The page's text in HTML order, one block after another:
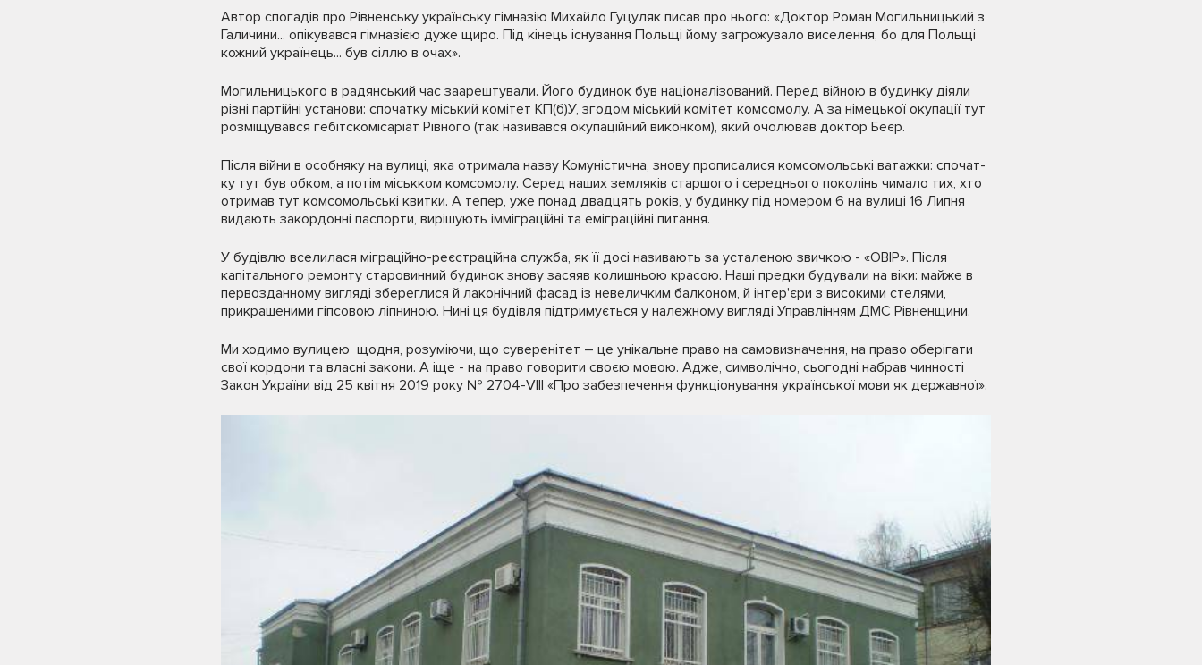
Автор спогадів про Рівненську украї­нську гімназію Михайло Гуцуляк писав про нього: «Доктор Роман Могильницький з
Галичини... опікувався гімназією дуже щиро. Під кінець існування Польщі йому загрожувало виселення, бо для Польщі
кожний українець... був сіллю в очах».
Могильницького в радянський час за­арештували. Його будинок був націоналі­зований. Перед війною в будинку діяли
різні партійні установи: спочатку міський комітет КП(б)У, згодом міський комітет комсомолу. А за німецької окупації тут
розміщувався гебітскомісаріат Рівного (так називався окупаційний виконком), який очолював доктор Беєр.
Після війни в особняку на вулиці, яка отримала назву Комуністична, знову про­писалися комсомольські ватажки: спочат­
ку тут був обком, а потім міськком комсо­молу. Серед наших земляків старшого і середнього поколінь чимало тих, хто
от­римав тут комсомольські квитки. А тепер, уже понад двадцять років, у будинку під номером 6 на вулиці 16 Липня
видають закордонні паспорти, вирішують імміграційні та еміграційні питання.
У будівлю вселила­ся міграційно-реєстраційна служба, як її досі називають за усталеною звичкою - «ОВІР». Після
капітального ремонту ста­ровинний будинок знову засяяв колиш­ньою красою. Наші предки будували на віки: майже в
первозданному вигляді збе­реглися й лаконічний фасад із невелич­ким балконом, й інтер'єри з високими сте­лями,
прикрашеними гіпсовою ліпниною. Нині ця будівля підтримується у належному вигляді Управлінням ДМС Рівненщини.
Ми ходимо вулицею щодня, розуміючи, що суверенітет – це унікальне право на самовизначення, на право оберігати
свої кордони та власні закони. А іще - на право говорити своєю мовою. Адже, символічно, сьогодні набрав чинності
Закон України від 25 квітня 2019 року № 2704-VIII «Про забезпечення функціонування української мови як державної».